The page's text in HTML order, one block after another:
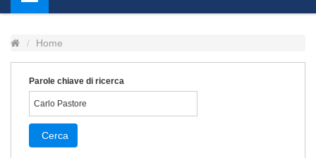
Home
Parole chiave di ricerca
Cerca